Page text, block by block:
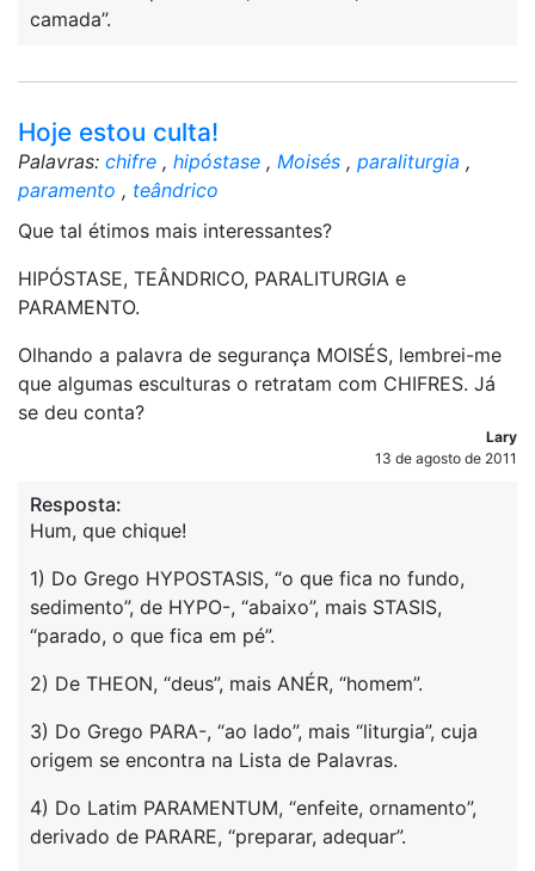
camada”.
Hoje estou culta!
Palavras: chifre , hipóstase , Moisés , paraliturgia ,
paramento , teândrico
Que tal étimos mais interessantes?
HIPÓSTASE, TEÂNDRICO, PARALITURGIA e
PARAMENTO.
Olhando a palavra de segurança MOISÉS, lembrei-me
que algumas esculturas o retratam com CHIFRES. Já
se deu conta?
Lary
13 de agosto de 2011
Resposta:
Hum, que chique!
1) Do Grego HYPOSTASIS, “o que fica no fundo,
sedimento”, de HYPO-, “abaixo”, mais STASIS,
“parado, o que fica em pé”.
2) De THEON, “deus”, mais ANÉR, “homem”.
3) Do Grego PARA-, “ao lado”, mais “liturgia”, cuja
origem se encontra na Lista de Palavras.
4) Do Latim PARAMENTUM, “enfeite, ornamento”,
derivado de PARARE, “preparar, adequar”.